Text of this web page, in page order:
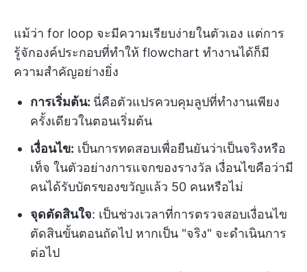
แม้ว่า for loop จะมีความเรียบง่ายในตัวเอง แต่การ
รู้จักองค์ประกอบที่ทำให้ flowchart ทำงานได้ก็มี
ความสำคัญอย่างยิ่ง
การเริ่มต้น: นี่คือตัวแปรควบคุมลูปที่ทำงานเพียง
ครั้งเดียวในตอนเริ่มต้น
เงื่อนไข: เป็นการทดสอบเพื่อยืนยันว่าเป็นจริงหรือ
เท็จ ในตัวอย่างการแจกของรางวัล เงื่อนไขคือว่ามี
คนได้รับบัตรของขวัญแล้ว 50 คนหรือไม่
จุดตัดสินใจ: เป็นช่วงเวลาที่การตรวจสอบเงื่อนไข
ตัดสินขั้นตอนถัดไป หากเป็น "จริง" จะดำเนินการ
ต่อไป